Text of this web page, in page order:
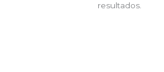
resultados.